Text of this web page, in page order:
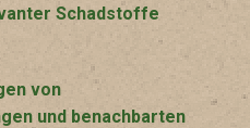
Schadstoffe
von
und benachbarten